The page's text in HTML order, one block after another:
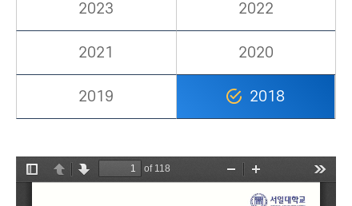
2023 2022
2021 2020
2019 2018